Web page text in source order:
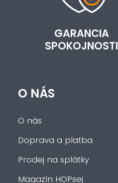
GARANCIA
SPOKOJNOSTI
O NÁS
O nás
Doprava a platba
Prodej na splátky
Magazín HOPsej